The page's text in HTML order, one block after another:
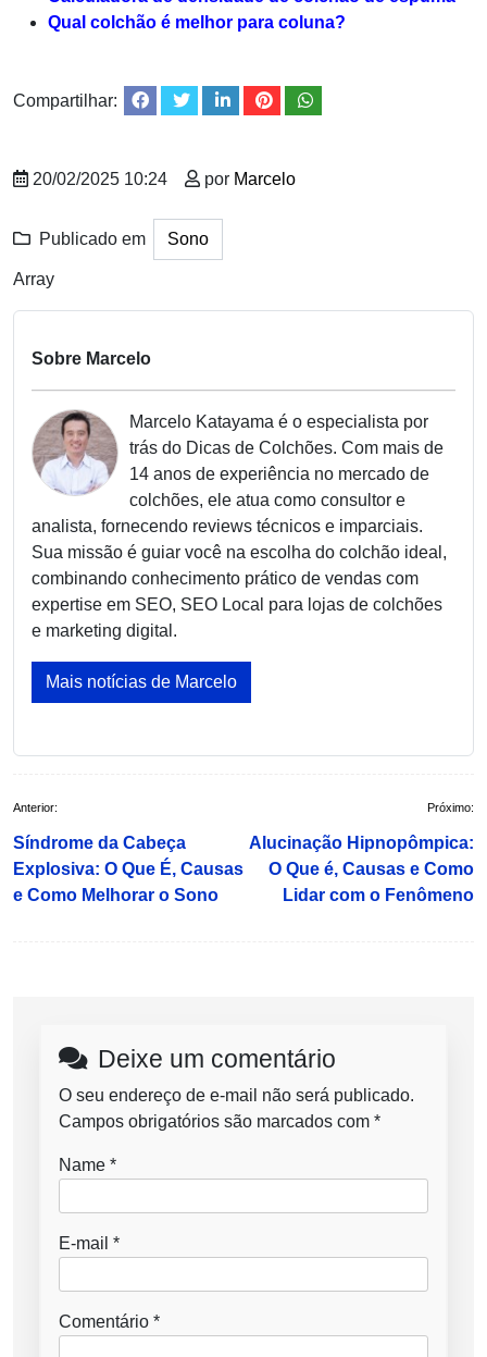
Qual colchão é melhor para coluna?
Compartilhar:
20/02/2025 10:24 por Marcelo
Publicado em Sono
Array
Sobre Marcelo
Marcelo Katayama é o especialista por
trás do Dicas de Colchões. Com mais de
14 anos de experiência no mercado de
colchões, ele atua como consultor e
analista, fornecendo reviews técnicos e imparciais.
Sua missão é guiar você na escolha do colchão ideal,
combinando conhecimento prático de vendas com
expertise em SEO, SEO Local para lojas de colchões
e marketing digital.
Mais notícias de Marcelo
Navegação
de
Post
Anterior:
Síndrome da Cabeça
Explosiva: O Que É, Causas
e Como Melhorar o Sono
Próximo:
Alucinação Hipnopômpica:
O Que é, Causas e Como
Lidar com o Fenômeno
Deixe um comentário
O seu endereço de e-mail não será publicado.
Campos obrigatórios são marcados com *
Name *
E-mail *
Comentário *